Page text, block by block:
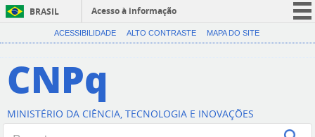
BRASIL
Acesso à informação
CORONAVÍRUS (COVID-19)
Canais
ACESSIBILIDADE ALTO CONTRASTE MAPA DO SITE
CNPq
MINISTÉRIO DA CIÊNCIA, TECNOLOGIA E INOVAÇÕES